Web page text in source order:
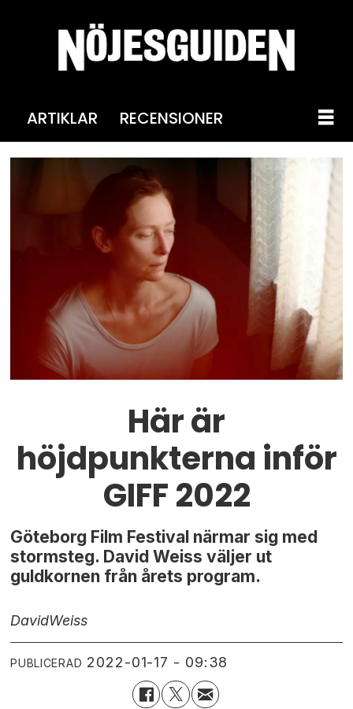
ARTIKLAR RECENSIONER
Här är
höjdpunkterna inför
GIFF 2022
Göteborg Film Festival närmar sig med
stormsteg. David Weiss väljer ut
guldkornen från årets program.
DavidWeiss
PUBLICERAD 2022-01-17 - 09:38